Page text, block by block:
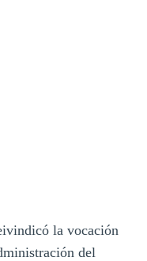
la vocación
del